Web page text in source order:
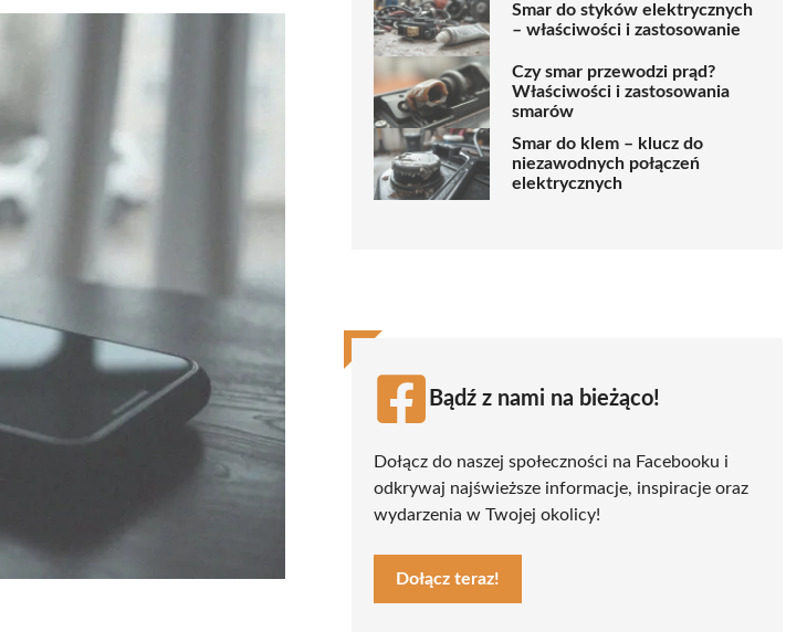
Smar do styków elektrycznych
– właściwości i zastosowanie
Czy smar przewodzi prąd?
Właściwości i zastosowania
smarów
Smar do klem – klucz do
niezawodnych połączeń
elektrycznych
Bądź z nami na bieżąco!
Dołącz do naszej społeczności na Facebooku i
odkrywaj najświeższe informacje, inspiracje oraz
wydarzenia w Twojej okolicy!
Dołącz teraz!